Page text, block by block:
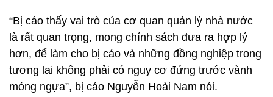
“Bị cáo thấy vai trò của cơ quan quản lý nhà nước
là rất quan trọng, mong chính sách đưa ra hợp lý
hơn, để làm cho bị cáo và những đồng nghiệp trong
tương lai không phải có nguy cơ đứng trước vành
móng ngựa”, bị cáo Nguyễn Hoài Nam nói.